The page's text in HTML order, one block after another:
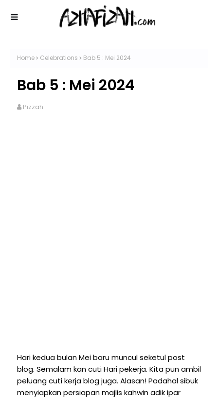
Home Celebrations Bab 5 : Mei 2024
Bab 5 : Mei 2024
Pizzah
Hari kedua bulan Mei baru muncul seketul post
blog. Semalam kan cuti Hari pekerja. Kita pun ambil
peluang cuti kerja blog juga. Alasan! Padahal sibuk
menyiapkan persiapan majlis kahwin adik ipar